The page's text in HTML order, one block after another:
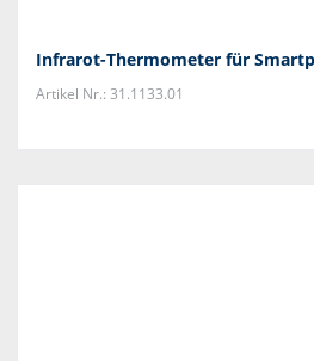
Infrarot-Thermometer für
Artikel Nr.: 31.1133.01